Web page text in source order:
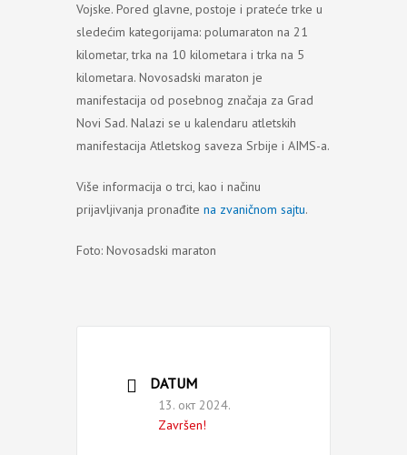
Vojske. Pored glavne, postoje i prateće trke u
sledećim kategorijama: polumaraton na 21
kilometar, trka na 10 kilometara i trka na 5
kilometara. Novosadski maraton je
manifestacija od posebnog značaja za Grad
Novi Sad. Nalazi se u kalendaru atletskih
manifestacija Atletskog saveza Srbije i AIMS-a.
Više informacija o trci, kao i načinu
prijavljivanja pronađite na zvaničnom sajtu.
Foto: Novosadski maraton
DATUM
13. окт 2024.
Završen!